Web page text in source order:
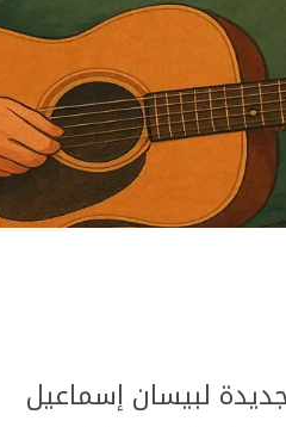
لبيسان إسماعيل